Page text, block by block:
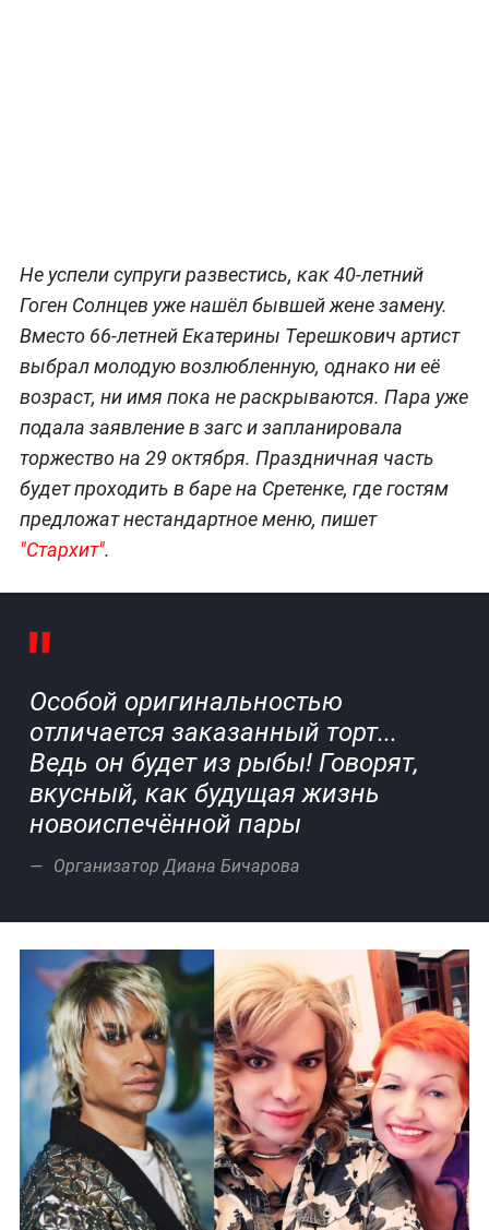
Не успели супруги развестись, как 40-летний
Гоген Солнцев уже нашёл бывшей жене замену.
Вместо 66-летней Екатерины Терешкович артист
выбрал молодую возлюбленную, однако ни её
возраст, ни имя пока не раскрываются. Пара уже
подала заявление в загс и запланировала
торжество на 29 октября. Праздничная часть
будет проходить в баре на Сретенке, где гостям
предложат нестандартное меню, пишет
"Стархит".
Особой оригинальностью
отличается заказанный торт...
Ведь он будет из рыбы! Говорят,
вкусный, как будущая жизнь
новоиспечённой пары
Организатор Диана Бичарова